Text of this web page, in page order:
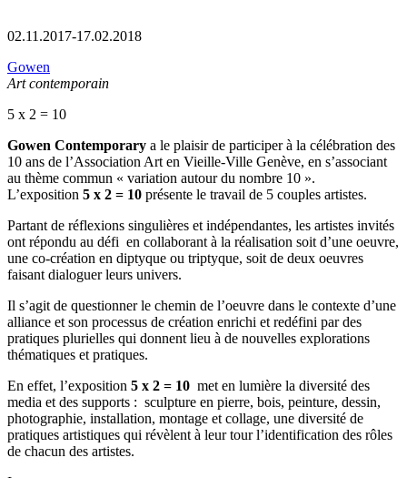
02.11.2017-17.02.2018
Gowen
Art contemporain
5 x 2 = 10
Gowen Contemporary a le plaisir de participer à la célébration des
10 ans de l’Association Art en Vieille-Ville Genève, en s’associant
au thème commun « variation autour du nombre 10 ».
L’exposition 5 x 2 = 10 présente le travail de 5 couples artistes.
Partant de réflexions singulières et indépendantes, les artistes invités
ont répondu au défi en collaborant à la réalisation soit d’une oeuvre,
une co-création en diptyque ou triptyque, soit de deux oeuvres
faisant dialoguer leurs univers.
Il s’agit de questionner le chemin de l’oeuvre dans le contexte d’une
alliance et son processus de création enrichi et redéfini par des
pratiques plurielles qui donnent lieu à de nouvelles explorations
thématiques et pratiques.
En effet, l’exposition 5 x 2 = 10 met en lumière la diversité des
media et des supports : sculpture en pierre, bois, peinture, dessin,
photographie, installation, montage et collage, une diversité de
pratiques artistiques qui révèlent à leur tour l’identification des rôles
de chacun des artistes.